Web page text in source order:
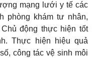
mạng lưới y tế các
phòng khám tư nhân,
động thực hiện tốt
Thực hiện hiệu quả
công tác vệ sinh môi